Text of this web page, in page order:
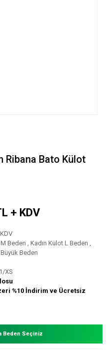
Ribana Bato Külot
+ KDV
Beden ,Kadın Külot L Beden ,
Beden
XS
%10 İndirim ve Ücretsiz
Beden Seçiniz